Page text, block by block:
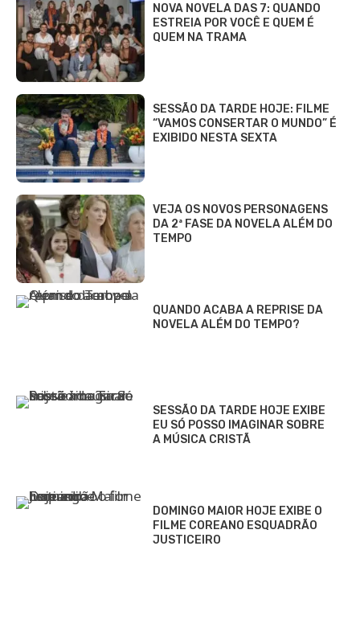
NOVA NOVELA DAS 7: QUANDO
ESTREIA POR VOCÊ E QUEM É
QUEM NA TRAMA
SESSÃO DA TARDE HOJE: FILME
“VAMOS CONSERTAR O MUNDO” É
EXIBIDO NESTA SEXTA
VEJA OS NOVOS PERSONAGENS
DA 2ª FASE DA NOVELA ALÉM DO
TEMPO
QUANDO ACABA A REPRISE DA
NOVELA ALÉM DO TEMPO?
SESSÃO DA TARDE HOJE EXIBE
EU SÓ POSSO IMAGINAR SOBRE
A MÚSICA CRISTÃ
DOMINGO MAIOR HOJE EXIBE O
FILME COREANO ESQUADRÃO
JUSTICEIRO